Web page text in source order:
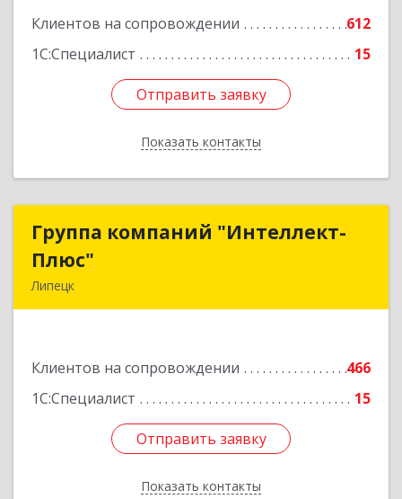
Клиентов на сопровождении
612
1С:Специалист
15
Отправить заявку
Показать контакты
Отправить заявку
Назад
Группа компаний "Интеллект-
Плюс"
Липецк
Клиентов на сопровождении
466
1С:Специалист
15
Отправить заявку
Показать контакты
Группа компаний "Интеллект-
Подробнее
Отправить заявку
Назад